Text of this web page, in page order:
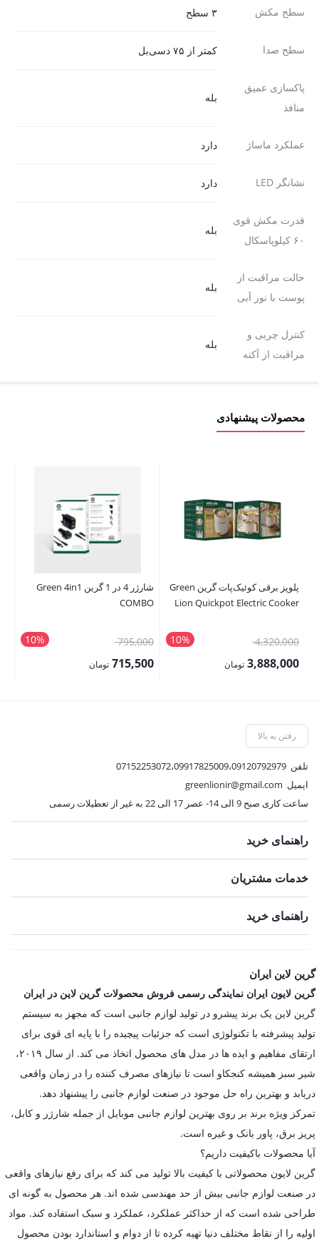
سطح مکش ۳ سطح
سطح صدا کمتر از ۷۵ دسی‌بل
پاکسازی عمیق
منافذ
بله
عملکرد ماساژ دارد
نشانگر LED دارد
قدرت مکش قوی
۶۰ کیلوپاسکال
بله
حالت مراقبت از
پوست با نور آبی
بله
کنترل چربی و
مراقبت از آکنه
بله
محصولات پیشنهادی
پلوپز برقی کوئیک‌پات گرین Green
Lion Quickpot Electric Cooker
10% 4,320,000قیمت
اصلی:3,888,000 تومان
3,888,000 تومان.
شارژر 4 در 1 گرین Green 4in1
COMBO
10% 795,000قیمت
اصلی:715,500 تومان
رفتن به بالا
تلفن 07152253072،09917825009،09120792979
ایمیل greenlionir@gmail.com
ساعت کاری صبح 9 الی 14- عصر 17 الی 22 به غیر از تعطیلات رسمی
راهنمای خرید
خدمات مشتریان
راهنمای خرید
گرین لاین ایران
گرین لایون ایران نمایندگی رسمی فروش محصولات گرین لاین در ایران
گرین لاین یک برند پیشرو در تولید لوازم جانبی است که مجهز به سیستم
تولید پیشرفته با تکنولوژی است که جزئیات پیچیده را با پایه ای قوی برای
ارتقای مفاهیم و ایده ها در مدل های محصول اتخاذ می کند. از سال ۲۰۱۹،
شیر سبز همیشه کنجکاو است تا نیازهای مصرف کننده را در زمان واقعی
دریابد و بهترین راه حل موجود در صنعت لوازم جانبی را پیشنهاد دهد.
تمرکز ویژه برند بر روی بهترین لوازم جانبی موبایل از جمله شارژر و کابل،
پریز برق، پاور بانک و غیره است.
آیا محصولات باکیفیت داریم؟
گرین لایون محصولاتی با کیفیت بالا تولید می کند که برای رفع نیازهای واقعی
در صنعت لوازم جانبی بیش از حد مهندسی شده اند. هر محصول به گونه ای
طراحی شده است که از حداکثر عملکرد، عملکرد و سبک استفاده کند. مواد
اولیه را از نقاط مختلف دنیا تهیه کرده تا از دوام و استاندارد بودن محصول